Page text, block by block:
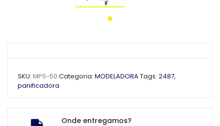
Onde entregamos?
SKU: MPS-50 Categoria: MODELADORATags: 2487,
panificadora